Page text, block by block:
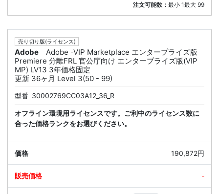
注文可能数： 最小 1最大 99
売り切り版(ライセンス)
Adobe
Adobe -VIP Marketplace エンタープライズ版
Premiere 分離FRL 官公庁向け エンタープライズ版(VIP
MP) LV13 3年価格固定
更新 36ヶ月 Level 3(50 - 99)
型番 30002769CC03A12_36_R
オフライン環境用ライセンスです。ご利中のライセンス数に
合った価格ランクをお選びください。
190,872円
-